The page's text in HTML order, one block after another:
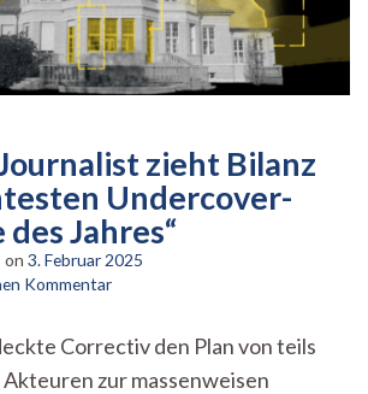
zieht Bilanz
Undercover-
Jahres“
on 3. Februar 2025
Kommentarzu
zieht
Bilanz
Correctiv den Plan von teils
zur massenweisen